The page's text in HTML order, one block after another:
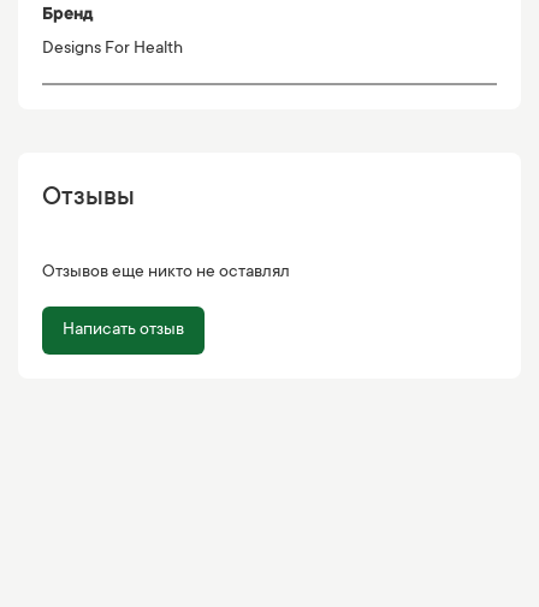
Бренд
Designs For Health
Отзывы
Отзывов еще никто не оставлял
Написать отзыв